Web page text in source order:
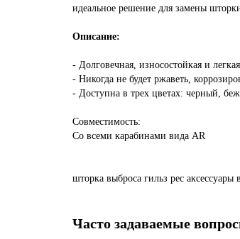
идеальное решение для замены
Описание:
- Долговечная, износостойкая и
- Никогда не будет ржаветь,
- Доступна в трех цветах: черный,
Совместимость:
Со всеми карабинами вида AR
шторка выброса гильз pec аксессуары
Часто задаваемые